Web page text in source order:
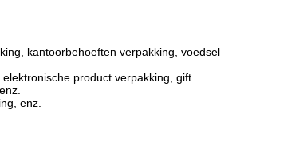
kantoorbehoeften verpakking, voedsel
product verpakking, gift
enz.